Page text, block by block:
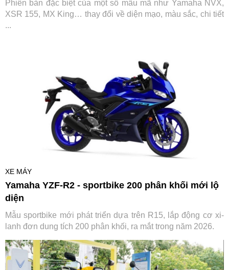
Phiên bản đặc biệt của một số mẫu mã như Yamaha NVX,
XSR 155, MX King… thay đổi về diện mạo, màu sắc, chi tiết
...
XE MÁY
Yamaha YZF-R2 - sportbike 200 phân khối mới lộ
diện
Mẫu sportbike mới phát triển dựa trên R15, lắp động cơ xi-
lanh đơn dung tích 200 phân khối, ra mắt trong năm 2026.